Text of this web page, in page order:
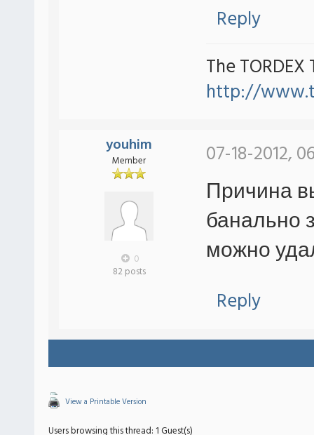
Reply
The TORDEX
http://
youhim
Member
0
82 posts
07-18-2012,
Причина
банально
можно
Reply
View a Printable Version
Users browsing this thread: 1 Guest(s)